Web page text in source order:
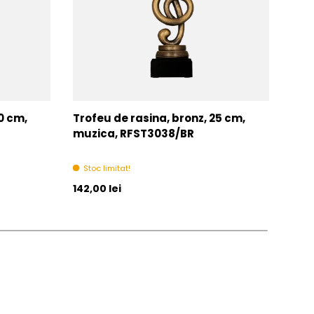
cm,
Trofeu de rasina, bronz, 25 cm,
muzica, RFST3038/BR
Stoc limitat!
Pret initial
142,00 lei